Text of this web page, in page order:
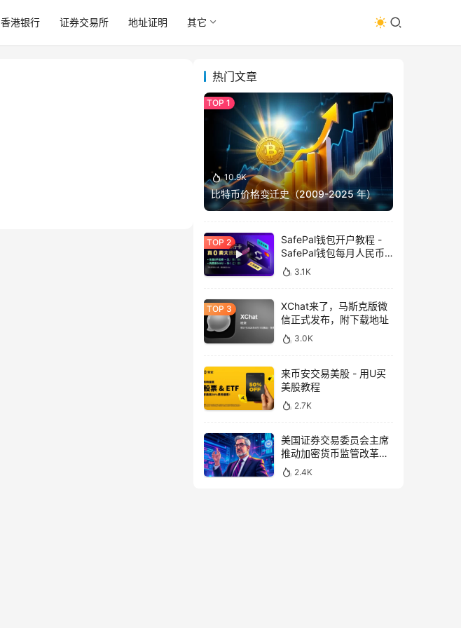
香港银行 证券交易所 地址证明 其它
热门文章
10.9K
比特币价格变迁史（2009-2025 年）
SafePal钱包开户教程 -
SafePal钱包每月人民币
消费前666U享受汇损补
贴
3.1K
XChat来了，马斯克版微
信正式发布，附下载地址
3.0K
来币安交易美股 - 用U买
美股教程
2.7K
美国证券交易委员会主席
推动加密货币监管改革，
力求未来验证
2.4K